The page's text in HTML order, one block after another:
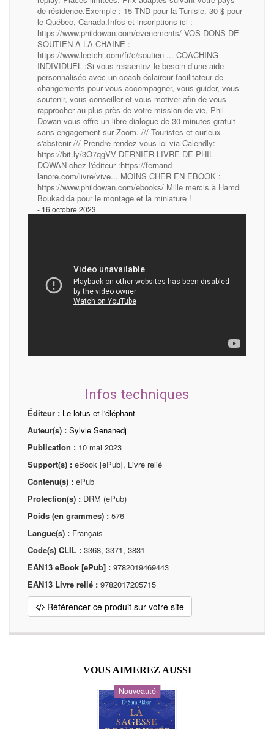
de résidence.Exemple : 15 TND pour la Tunisie. 30 $ pour
le Québec, Canada.Infos et inscriptions ici :
https://www.phildowan.com/evenements/ VOS DONS DE
SOUTIEN A LA CHAINE :
https://www.leetchi.com/fr/c/soutien-... COACHING
INDIVIDUEL :Si vous ressentez le besoin d’une aide
personnalisée avec un coach éclaireur facilitateur de
changements pour vous accompagner, vous guider, vous
soutenir, vous conseiller et vous motiver afin de vous
rapprocher au plus près de votre mission de vie, Phil
Dowan vous offre un libre dialogue de 30 minutes gratuit
sans engagement sur Zoom. /// Touristes et curieux
s'abstenir /// Prendre rendez-vous ici via Calendly:
https://bit.ly/3O7qgVV DERNIER LIVRE DE PHIL
DOWAN chez l'éditeur :https://fernand-
lanore.com/livre/vive... MOINS CHER EN EBOOK :
https://www.phildowan.com/ebooks/ Mille mercis à Hamdi
Boukadida pour le montage et la miniature !
16 octobre 2023
Infos techniques
Éditeur : Le lotus et l'éléphant
Auteur(s) : Sylvie Senanedj
Publication : 10 mai 2023
Support(s) : eBook [ePub], Livre relié
Contenu(s) : ePub
Protection(s) : DRM (ePub)
Poids (en grammes) : 576
Langue(s) : Français
Code(s) CLIL : 3368, 3371, 3831
EAN13 eBook [ePub] : 9782019469443
EAN13 Livre relié : 9782017205715
Référencer ce produit sur votre site
VOUS AIMEREZ AUSSI
Nouveauté